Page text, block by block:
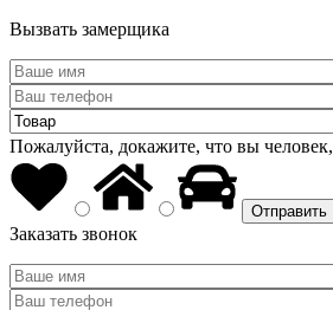
Вызвать замерщика
Пожалуйста, докажите, что вы
Заказать звонок